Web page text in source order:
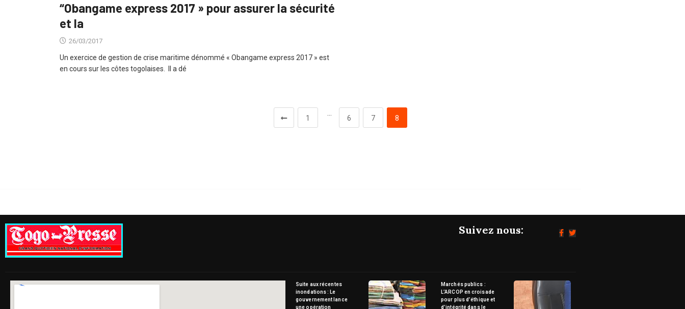
“Obangame express 2017 » pour assurer la sécurité
et la
26/03/2017
Un exercice de gestion de crise maritime dénommé « Obangame express 2017 » est
en cours sur les côtes togolaises. Il a dé
1 6 7 8
Suivez nous:
Suite aux récentes
inondations : Le
gouvernement lance
une opération
Marchés publics :
L’ARCOP en croisade
pour plus d’éthique et
d’intégrité dans le